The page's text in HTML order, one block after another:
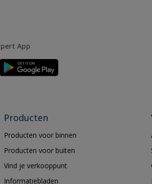
App
Producten
Producten voor binnen
Producten voor buiten
Vind je verkooppunt
Informatiebladen